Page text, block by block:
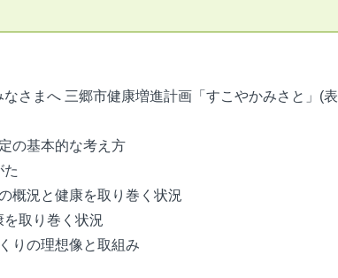
なさまへ 三郷市健康増進計画「すこやかみさと」(表
の基本的な考え方
た
概況と健康を取り巻く状況
を取り巻く状況
りの理想像と取組み